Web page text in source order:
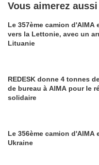
Vous aimerez aussi
Le 357ème camion d'AIMA
vers la Lettonie, avec un
Lituanie
REDESK donne 4 tonnes
de bureau à AIMA pour le
solidaire
Le 356ème camion d'AIMA
Ukraine